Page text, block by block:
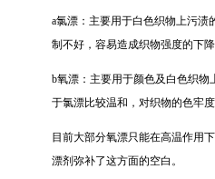
a氯漂 ：主要用于白色织物上污渍
制不好，容易造成织物强度的下
b氧漂：主要用于颜色及白色织物
于氯漂比较温和，对织物的色牢
目前大部分氧漂只能在高温作用
漂剂弥补了这方面的空白。